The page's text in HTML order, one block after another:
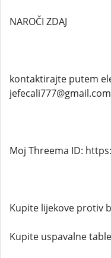
NAROČI ZDAJ
kontaktirajte putem
jefecali777@gmail.com
Moj Threema ID:
Kupite lijekove protiv
Kupite uspavalne